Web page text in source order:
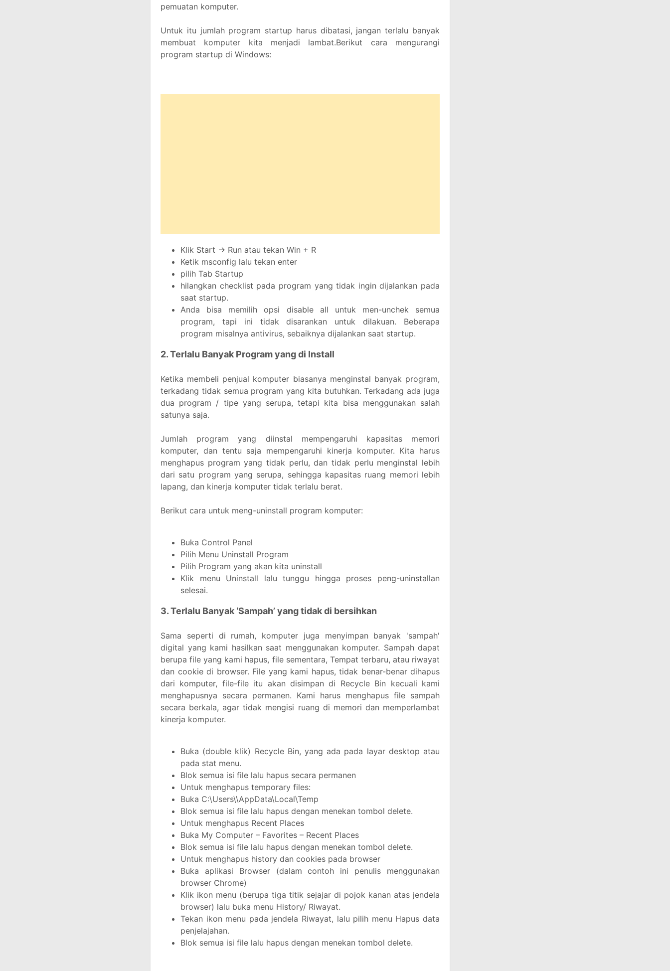
pemuatan komputer.
Untuk itu jumlah program startup harus dibatasi, jangan terlalu banyak
membuat komputer kita menjadi lambat.Berikut cara mengurangi
program startup di Windows:
Klik Start -> Run atau tekan Win + R
Ketik msconfig lalu tekan enter
pilih Tab Startup
hilangkan checklist pada program yang tidak ingin dijalankan pada
saat startup.
Anda bisa memilih opsi disable all untuk men-unchek semua
program, tapi ini tidak disarankan untuk dilakuan. Beberapa
program misalnya antivirus, sebaiknya dijalankan saat startup.
2. Terlalu Banyak Program yang di Install
Ketika membeli penjual komputer biasanya menginstal banyak program,
terkadang tidak semua program yang kita butuhkan. Terkadang ada juga
dua program / tipe yang serupa, tetapi kita bisa menggunakan salah
satunya saja.
Jumlah program yang diinstal mempengaruhi kapasitas memori
komputer, dan tentu saja mempengaruhi kinerja komputer. Kita harus
menghapus program yang tidak perlu, dan tidak perlu menginstal lebih
dari satu program yang serupa, sehingga kapasitas ruang memori lebih
lapang, dan kinerja komputer tidak terlalu berat.
Berikut cara untuk meng-uninstall program komputer:
Buka Control Panel
Pilih Menu Uninstall Program
Pilih Program yang akan kita uninstall
Klik menu Uninstall lalu tunggu hingga proses peng-uninstallan
selesai.
3. Terlalu Banyak ‘Sampah’ yang tidak di bersihkan
Sama seperti di rumah, komputer juga menyimpan banyak 'sampah'
digital yang kami hasilkan saat menggunakan komputer. Sampah dapat
berupa file yang kami hapus, file sementara, Tempat terbaru, atau riwayat
dan cookie di browser. File yang kami hapus, tidak benar-benar dihapus
dari komputer, file-file itu akan disimpan di Recycle Bin kecuali kami
menghapusnya secara permanen. Kami harus menghapus file sampah
secara berkala, agar tidak mengisi ruang di memori dan memperlambat
kinerja komputer.
Buka (double klik) Recycle Bin, yang ada pada layar desktop atau
pada stat menu.
Blok semua isi file lalu hapus secara permanen
Untuk menghapus temporary files:
Buka C:\Users\\AppData\Local\Temp
Blok semua isi file lalu hapus dengan menekan tombol delete.
Untuk menghapus Recent Places
Buka My Computer – Favorites – Recent Places
Blok semua isi file lalu hapus dengan menekan tombol delete.
Untuk menghapus history dan cookies pada browser
Buka aplikasi Browser (dalam contoh ini penulis menggunakan
browser Chrome)
Klik ikon menu (berupa tiga titik sejajar di pojok kanan atas jendela
browser) lalu buka menu History/ Riwayat.
Tekan ikon menu pada jendela Riwayat, lalu pilih menu Hapus data
penjelajahan.
Blok semua isi file lalu hapus dengan menekan tombol delete.